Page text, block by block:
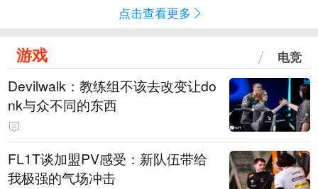
点击查看更多
游戏 电竞
Devilwalk：教练组不该去改变让do
nk与众不同的东西
FL1T谈加盟PV感受：新队伍带给
我极强的气场冲击